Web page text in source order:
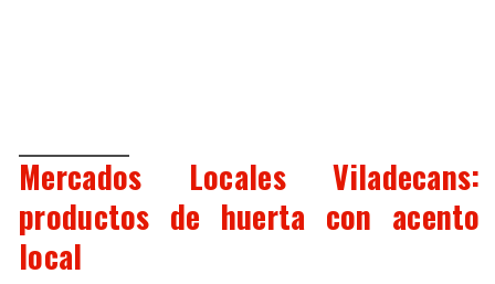
Mercados Locales Viladecans:
productos de huerta con acento
local